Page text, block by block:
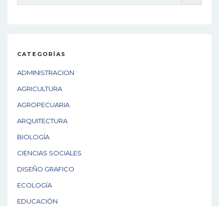
CATEGORÍAS
ADMINISTRACION
AGRICULTURA
AGROPECUARIA
ARQUITECTURA
BIOLOGÍA
CIENCIAS SOCIALES
DISEÑO GRAFICO
ECOLOGÍA
EDUCACIÓN